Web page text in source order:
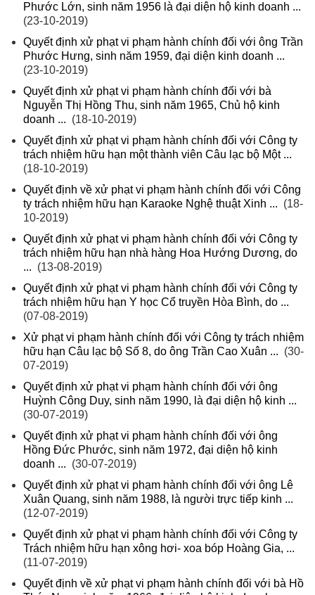
Phước Lớn, sinh năm 1956 là đại diện hộ kinh doanh ...
(23-10-2019)
Quyết định xử phạt vi phạm hành chính đối với ông Trần
Phước Hưng, sinh năm 1959, đại diện kinh doanh ...
(23-10-2019)
Quyết định xử phạt vi phạm hành chính đối với bà
Nguyễn Thị Hồng Thu, sinh năm 1965, Chủ hộ kinh
doanh ... (18-10-2019)
Quyết định xử phạt vi phạm hành chính đối với Công ty
trách nhiệm hữu hạn một thành viên Câu lạc bộ Một ...
(18-10-2019)
Quyết định về xử phạt vi phạm hành chính đối với Công
ty trách nhiệm hữu hạn Karaoke Nghệ thuật Xinh ... (18-
10-2019)
Quyết định xử phạt vi phạm hành chính đối với Công ty
trách nhiệm hữu hạn nhà hàng Hoa Hướng Dương, do
... (13-08-2019)
Quyết định xử phạt vi phạm hành chính đối với Công ty
trách nhiệm hữu hạn Y học Cổ truyền Hòa Bình, do ...
(07-08-2019)
Xử phạt vi phạm hành chính đối với Công ty trách nhiệm
hữu hạn Câu lạc bộ Số 8, do ông Trần Cao Xuân ... (30-
07-2019)
Quyết định xử phạt vi phạm hành chính đối với ông
Huỳnh Công Duy, sinh năm 1990, là đại diện hộ kinh ...
(30-07-2019)
Quyết định xử phạt vi phạm hành chính đối với ông
Hồng Đức Phước, sinh năm 1972, đại diện hộ kinh
doanh ... (30-07-2019)
Quyết định xử phạt vi phạm hành chính đối với ông Lê
Xuân Quang, sinh năm 1988, là người trực tiếp kinh ...
(12-07-2019)
Quyết định xử phạt vi phạm hành chính đối với Công ty
Trách nhiệm hữu hạn xông hơi- xoa bóp Hoàng Gia, ...
(11-07-2019)
Quyết định về xử phạt vi phạm hành chính đối với bà Hồ